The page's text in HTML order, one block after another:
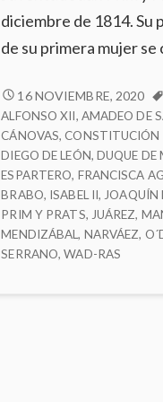
diciembre de 1814. Su
de su primera mujer se
GENERAL
PRIM
16 NOVIEMBRE, 2020
ALFONSO XII, AMADEO DE
CÁNOVAS,CONSTITUCIÓN
DIEGO DE LEÓN, DUQUE DE
ESPARTERO, FRANCISCA
BRABO, ISABEL II, JOAQUÍN
PRIM Y PRATS, JUÁREZ,
MENDIZÁBAL, NARVÁEZ,
SERRANO,WAD-RAS